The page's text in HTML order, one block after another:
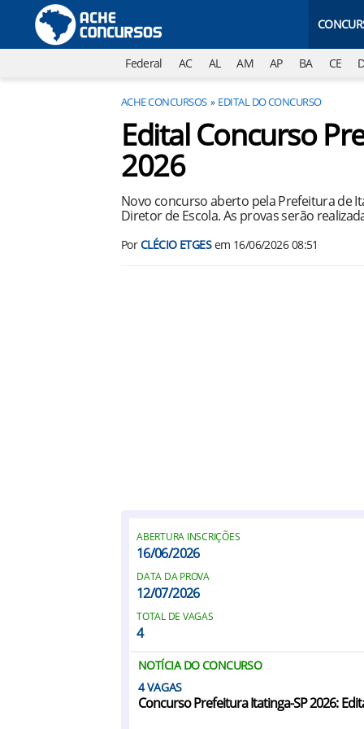
Federal AC AL AM AP BA CE
ACHE CONCURSOS EDITAL DO CONCURSO
Edital Concurso
2026
Novo concurso aberto pela Prefeitura de
Diretor de Escola. As provas serão
PorCLÉCIO ETGESem 16/06/2026 08:51
ABERTURA INSCRIÇÕES
16/06/2026
DATA DA PROVA
12/07/2026
TOTAL DE VAGAS
4
NOTÍCIA DO CONCURSO
4
Concurso Prefeitura Itatinga-SP 2026: